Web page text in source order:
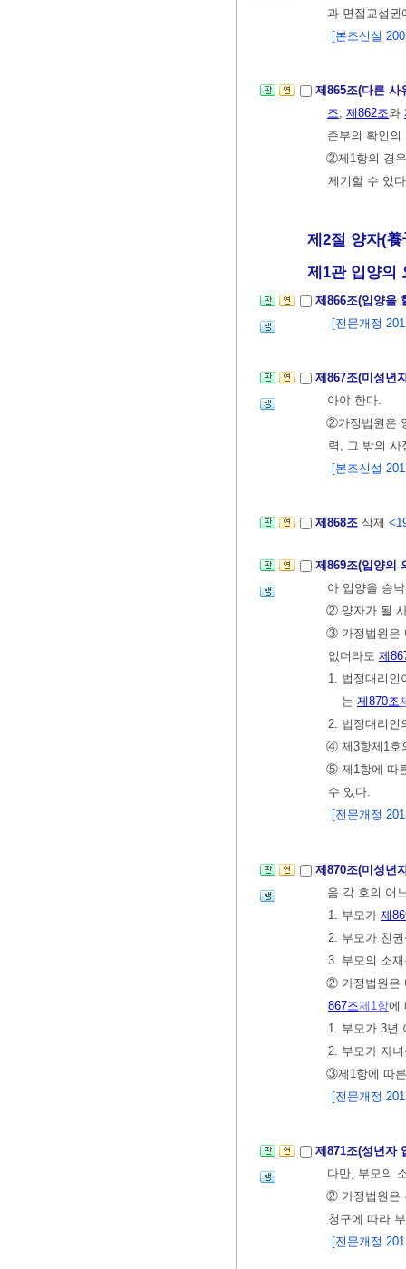
과 면접교섭권
[본조신설
제865조(다른
조 제862조와
존부의 확인
②제1항의 경
제기할 수 있
제2절 양자(養
제1관 입양의
제866조(입양을
[전문개정
제867조(미성년
아야 한다.
②가정법원은
력, 그 밖의 사
[본조신설
제868조 삭제
제869조(입양의
아 입양을 승
② 양자가 될
③ 가정법원은
없더라도 제
1. 법정대리인
는 제870조
2. 법정대리인
④ 제3항제1호
⑤ 제1항에 따
수 있다.
[전문개정
제870조(미성년
음 각 호의 어
1. 부모가 제
2. 부모가 친
3. 부모의 소
② 가정법원은
867조제1항에
1. 부모가 3년
2. 부모가 자
③제1항에 따
[전문개정
제871조(성년자
다만, 부모의
② 가정법원은
청구에 따라
[전문개정